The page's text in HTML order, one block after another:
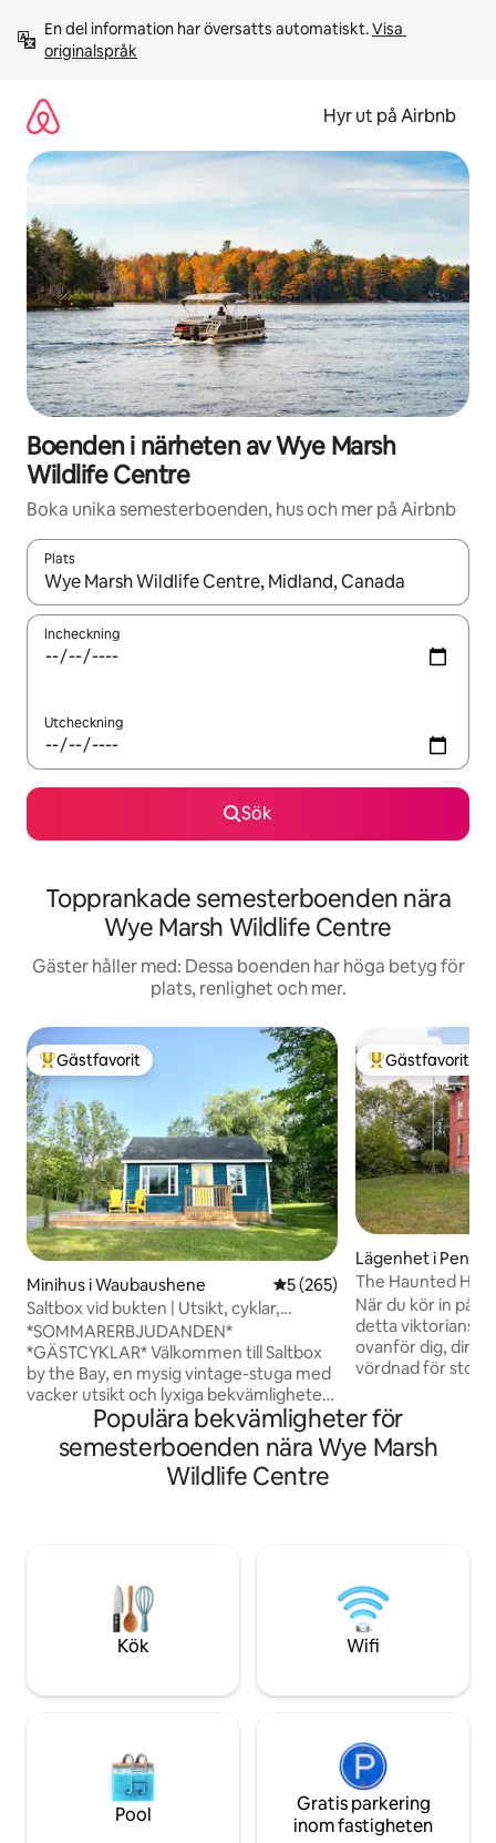
innehåll
En del information har översatts automatiskt. Visa
originalspråk
Hyr ut på Airbnb
Boenden i närheten av Wye Marsh
Wildlife Centre
Boka unika semesterboenden, hus och mer på Airbnb
Plats
När resultaten är tillgängliga kan du navigera med upp- och
Incheckning
Utcheckning
Sök
Topprankade semesterboenden nära
Wye Marsh Wildlife Centre
Gäster håller med: Dessa boenden har höga betyg för
plats, renlighet och mer.
Populär gästfavorit
Gästfavorit
Minihus i Waubaushene 5 av 5 i genomsnittligt
5 (265)
Saltbox vid bukten | Utsikt, cyklar,
stränder och Vetta
*SOMMARERBJUDANDEN*
*GÄSTCYKLAR* Välkommen till Saltbox
by the Bay, en mysig vintage-stuga med
vacker utsikt och lyxiga bekvämligheter.
Perfekt för en parsemester, en
semester för en liten familj/vänner eller
en ensamresa. Slappna av i slow living,
laga dina favoritmåltider, spela brädspel
närliggande stränder och Quayle's
Brewery. Skäm bort dig själv på Vetta Spa
och utforska charmiga städer runt
Georgian Bay.
Populär
Gästfavorit
Lägenhet i
The Haunted
När du kör in på
detta
ovanför dig, din
vördnad för
svagt upplyst
när du stiger upp
Originalarkitektur
all sin härlighet.
Populära bekvämligheter för
semesterboenden nära Wye Marsh
Wildlife Centre
Kök Wifi
Pool
Gratis parkering
inom fastigheten